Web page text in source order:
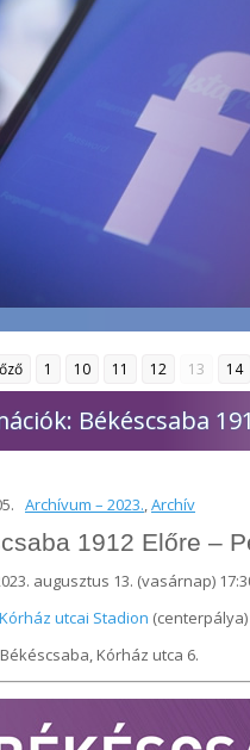
1 10 11 12 13 14
Békéscsaba
Archívum – 2023.,Archív
1912 Előre –
augusztus 13. (vasárnap)
Kórház utcai Stadion (centerpálya)
Kórház utca 6.